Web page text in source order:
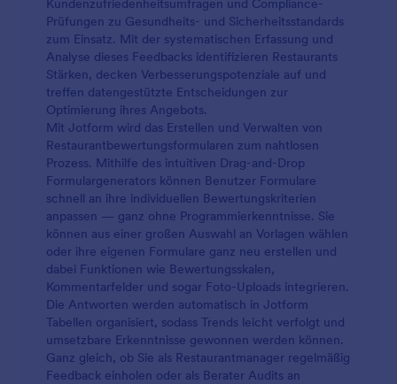
können Sie sicherstellen, dass die Mitarbeiter hinter
den Kulissen Ihres Restaurants ihre gute Arbeit
fortsetzen!
Kundenzufrieden­heits­umfragen und Compliance-
Prüfungen zu Gesundheits- und Sicherheitsstandards
zum Einsatz. Mit der systematischen Erfassung und
Analyse dieses Feedbacks identifizieren Restaurants
Stärken, decken Verbesserungspotenziale auf und
treffen datengestützte Entscheidungen zur
Optimierung ihres Angebots.
Mit Jotform wird das Erstellen und Verwalten von
Restaurantbewertungsformularen zum nahtlosen
Prozess. Mithilfe des intuitiven Drag-and-Drop
Formulargenerators können Benutzer Formulare
schnell an ihre individuellen Bewertungskriterien
anpassen — ganz ohne Programmierkenntnisse. Sie
können aus einer großen Auswahl an Vorlagen wählen
oder ihre eigenen Formulare ganz neu erstellen und
dabei Funktionen wie Bewertungsskalen,
Kommentarfelder und sogar Foto-Uploads integrieren.
Die Antworten werden automatisch in Jotform
Tabellen organisiert, sodass Trends leicht verfolgt und
umsetzbare Erkenntnisse gewonnen werden können.
Ganz gleich, ob Sie als Restaurantmanager regelmäßig
Feedback einholen oder als Berater Audits an